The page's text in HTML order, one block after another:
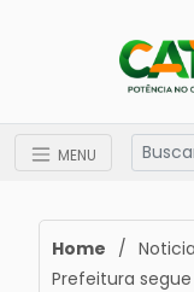
MENU
Home /
Prefeitura